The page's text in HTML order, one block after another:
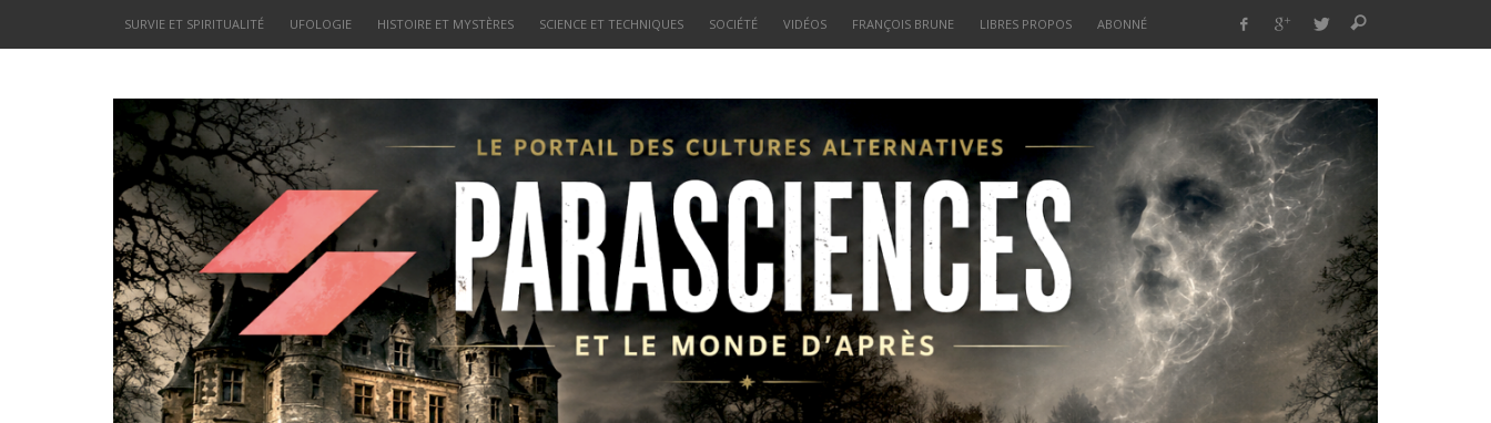
SURVIE ET SPIRITUALITÉ UFOLOGIE HISTOIRE ET MYSTÈRES SCIENCE ET TECHNIQUES SOCIÉTÉ VIDÉOS FRANÇOIS BRUNE LIBRES PROPOS ABONNÉ